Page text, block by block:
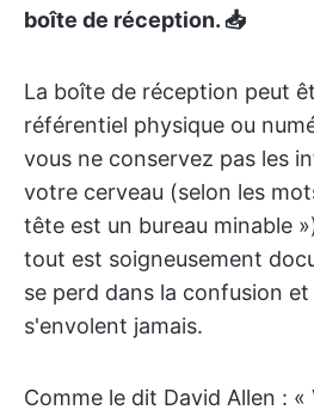
boîte de réception. 📥
La boîte de réception peut
référentiel physique ou
vous ne conservez pas les
votre cerveau (selon les
tête est un bureau minable
tout est soigneusement
se perd dans la confusion et
s'envolent jamais.
Comme le dit David Allen :